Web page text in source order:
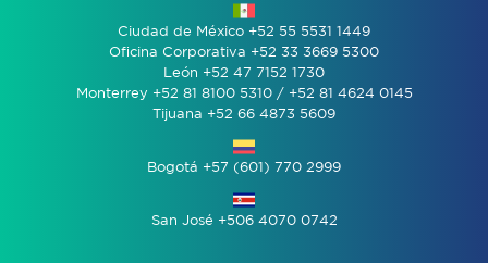
Ciudad de México +52 55 5531 1449
Oficina Corporativa +52 33 3669 5300
León +52 47 7152 1730
Monterrey +52 81 8100 5310 / +52 81 4624 0145
Tijuana +52 66 4873 5609
Bogotá +57 (601) 770 2999
San José +506 4070 0742